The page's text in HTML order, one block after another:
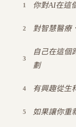
你對AI在這
對智慧醫療
自己在這個
劃
有興趣從生
如果讓你重